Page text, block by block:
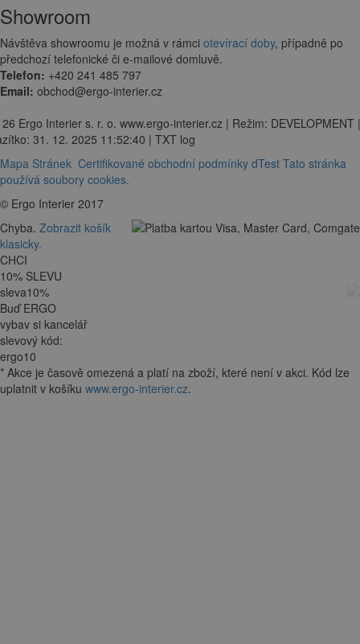
Showroom
Návštěva showroomu je možná v rámci otevírací doby, případně po
předchozí telefonické či e-mailové domluvě.
Telefon: +420 241 485 797
Email: obchod@ergo-interier.cz
Ergo Interier s. r. o. www.ergo-interier.cz | Režim: DEVELOPMENT |
31. 12. 2025 11:52:40 | TXT log
Mapa Stránek Certifikované obchodní podmínky dTest Tato stránka
používá soubory cookies.
© Ergo Interier 2017
Chyba. Zobrazit košík
klasicky.
CHCI
10% SLEVU
sleva10%
Buď ERGO
vybav si kancelář
slevový kód:
ergo10
* Akce je časově omezená a platí na zboží, které není v akci. Kód lze
uplatnit v košíku www.ergo-interier.cz.